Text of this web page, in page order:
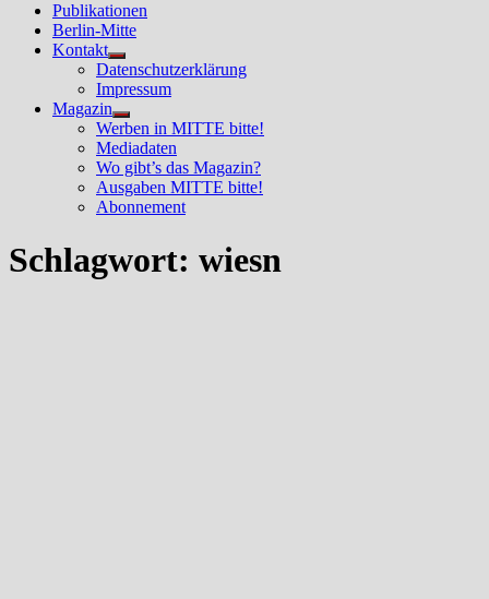
Publikationen
Berlin-Mitte
Kontakt
Untermenü
anzeigen
Datenschutzerklärung
Impressum
Magazin
Untermenü
anzeigen
Werben in MITTE bitte!
Mediadaten
Wo gibt’s das Magazin?
Ausgaben MITTE bitte!
Abonnement
Schlagwort: wiesn